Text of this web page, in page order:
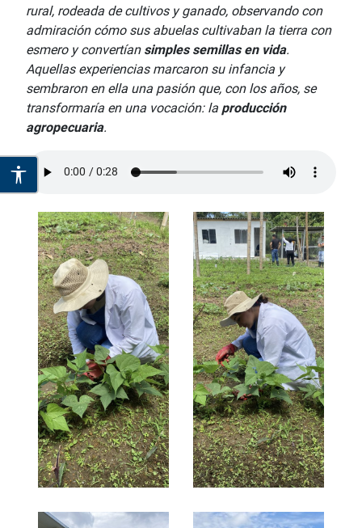
rural, rodeada de cultivos y ganado, observando con
admiración cómo sus abuelas cultivaban la tierra con
esmero y convertían simples semillas en vida.
Aquellas experiencias marcaron su infancia y
sembraron en ella una pasión que, con los años, se
transformaría en una vocación: la producción
agropecuaria.